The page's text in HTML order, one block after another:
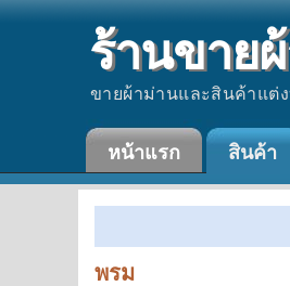
ร้านขาย
ขายผ้าม่านและสินค้าแต่
หน้าแรก สินค้า
พรม